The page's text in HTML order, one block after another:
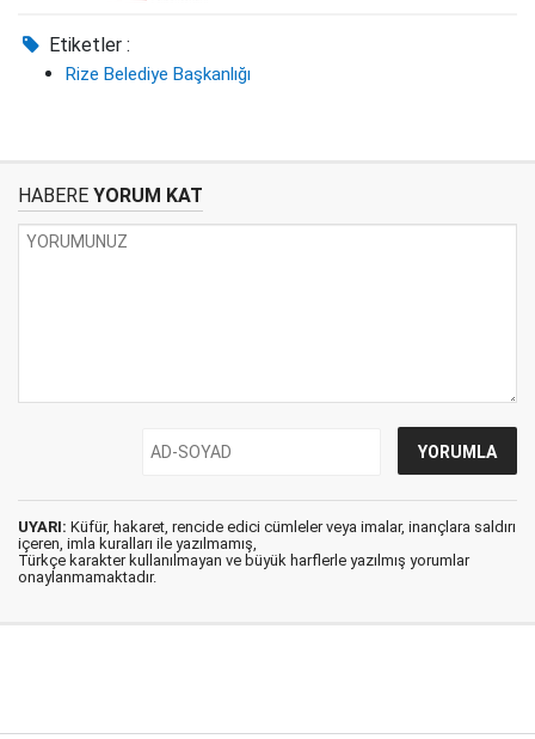
Etiketler :
Rize Belediye Başkanlığı
HABERE YORUM KAT
UYARI: Küfür, hakaret, rencide edici cümleler veya imalar, inançlara saldırı
içeren, imla kuralları ile yazılmamış,
Türkçe karakter kullanılmayan ve büyük harflerle yazılmış yorumlar
onaylanmamaktadır.